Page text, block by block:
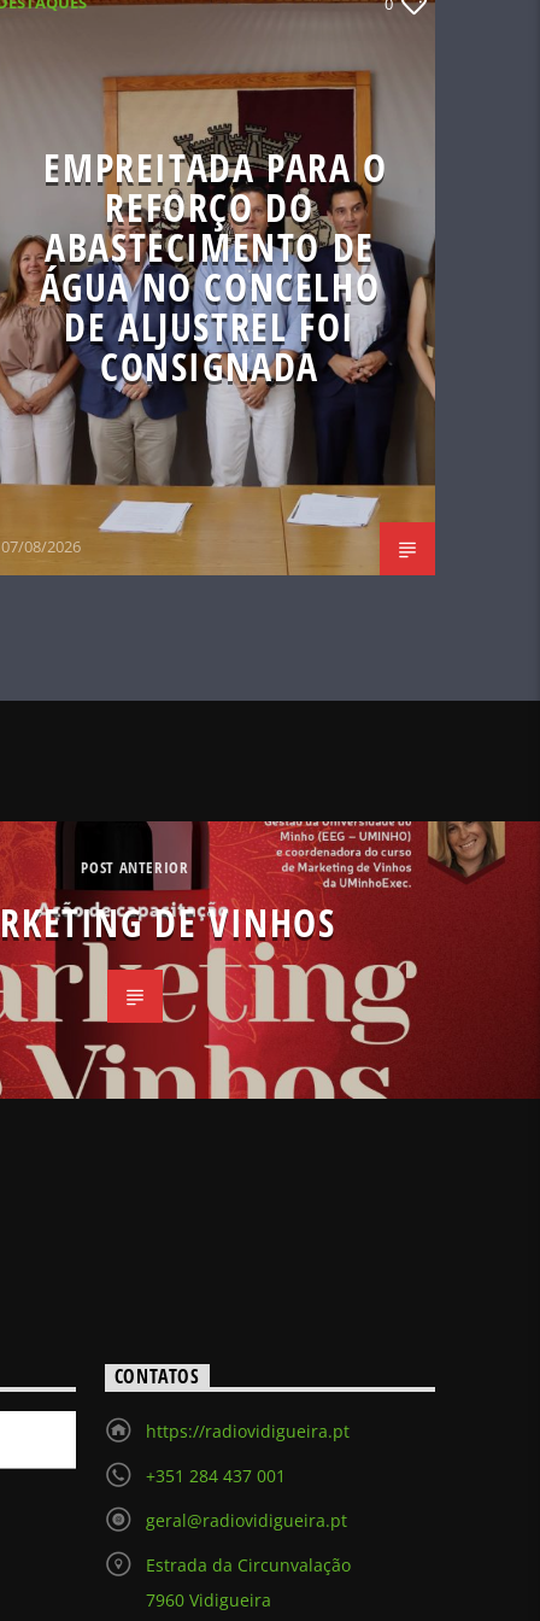
EMPREITADA PARA O
REFORÇO DO
ABASTECIMENTO DE
ÁGUA NO CONCELHO
DE ALJUSTREL FOI
CONSIGNADA
07/08/2026
POST ANTERIOR
DE VINHOS
CONTATOS
https://radiovidigueira.pt
+351 284 437 001
geral@radiovidigueira.pt
Estrada da Circunvalação
7960 Vidigueira